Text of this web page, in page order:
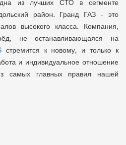
из лучших СТО в сегменте
район. Гранд ГАЗ - это
высокого класса. Компания,
не останавливающаяся на
стремится к новому, и только к
и индивидуальное отношение
самых главных правил нашей